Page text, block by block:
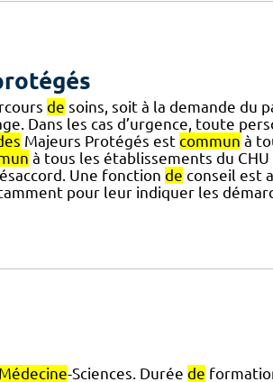
de soins, soit à la demande du
Dans les cas d’urgence, toute
Majeurs Protégés est commun à
à tous les établissements du
Une fonction de conseil est
pour leur indiquer les
Médecine-Sciences. Durée de